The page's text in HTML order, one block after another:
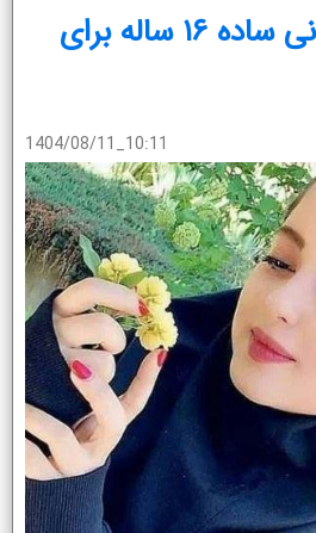
عکس دختر افغانی ساده ۱۶ ساله برای
1404/08/11_10:11